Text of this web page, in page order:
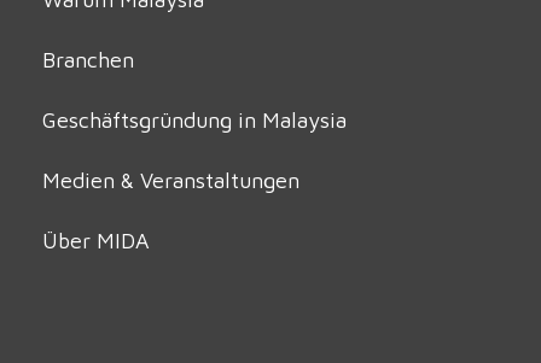
Branchen
Geschäftsgründung in Malaysia
Medien & Veranstaltungen
Über MIDA